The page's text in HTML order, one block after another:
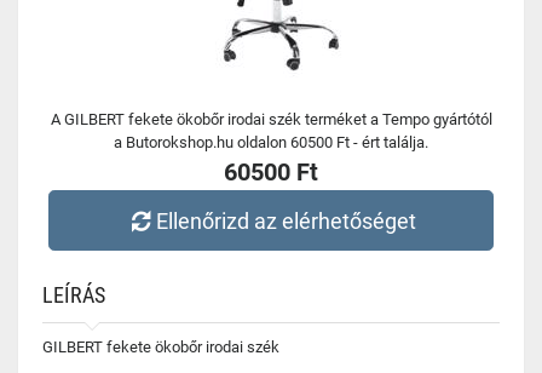
A GILBERT fekete ökobőr irodai szék terméket a Tempo gyártótól
a Butorokshop.hu oldalon 60500 Ft - ért találja.
60500 Ft
Ellenőrizd az elérhetőséget
LEÍRÁS
GILBERT fekete ökobőr irodai szék